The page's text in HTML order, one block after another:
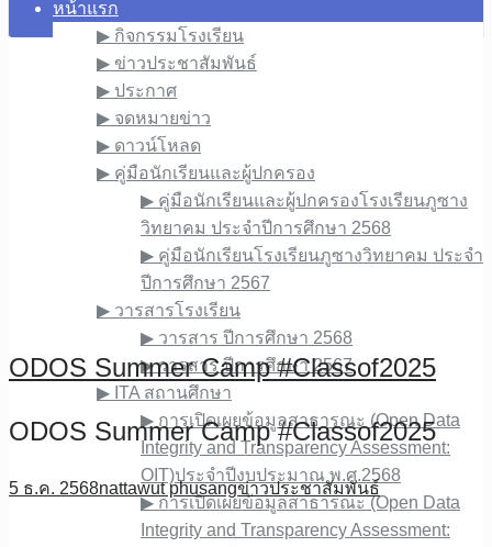
หน้าแรก
▶︎ กิจกรรมโรงเรียน
▶︎ ข่าวประชาสัมพันธ์
▶︎ ประกาศ
▶︎ จดหมายข่าว
▶︎ ดาวน์โหลด
▶︎ คู่มือนักเรียนและผู้ปกครอง
▶︎ คู่มือนักเรียนและผู้ปกครองโรงเรียนภูซาง
วิทยาคม ประจำปีการศึกษา 2568
▶︎ คู่มือนักเรียนโรงเรียนภูซางวิทยาคม ประจำ
ปีการศึกษา 2567
▶︎ วารสารโรงเรียน
▶︎ วารสาร ปีการศึกษา 2568
▶︎ วารสาร ปีการศึกษา 2567
▶︎ ITA สถานศึกษา
▶︎ การเปิดเผยข้อมูลสาธารณะ (Open Data
Integrity and Transparency Assessment:
OIT)ประจำปีงบประมาณ พ.ศ.2568
▶︎ การเปิดเผยข้อมูลสาธารณะ (Open Data
Integrity and Transparency Assessment:
ODOS Summer Camp #Classof2025
ODOS Summer Camp #Classof2025
5 ธ.ค. 2568nattawut phusangข่าวประชาสัมพันธ์